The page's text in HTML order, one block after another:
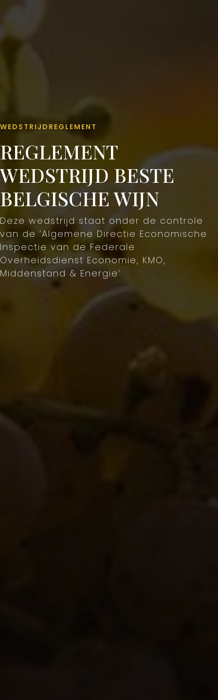
WEDSTRIJDREGLEMENT
REGLEMENT
WEDSTRIJD BESTE
BELGISCHE WIJN
Deze wedstrijd staat onder de controle
van de ‘Algemene Directie Economische
Inspectie van de Federale
Overheidsdienst Economie, KMO,
Middenstand & Energie’